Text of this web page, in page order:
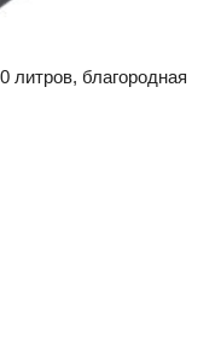
литров, благородная